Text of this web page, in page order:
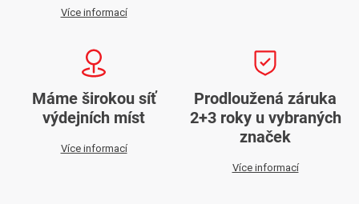
Více informací
Máme širokou síť
výdejních míst
Více informací
Prodloužená záruka
2+3 roky u vybraných
značek
Více informací